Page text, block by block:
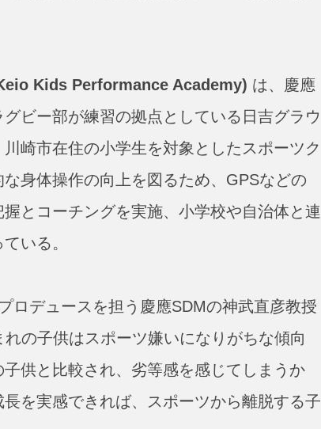
Kids Performance Academy) は、慶應
ビー部が練習の拠点としている日吉グラウ
崎市在住の小学生を対象としたスポーツク
身体操作の向上を図るため、GPSなどの
とコーチングを実施、小学校や自治体と連
いる。
ロデュースを担う慶應SDMの神武直彦教授
の子供はスポーツ嫌いになりがちな傾向
供と比較され、劣等感を感じてしまうか
を実感できれば、スポーツから離脱する子